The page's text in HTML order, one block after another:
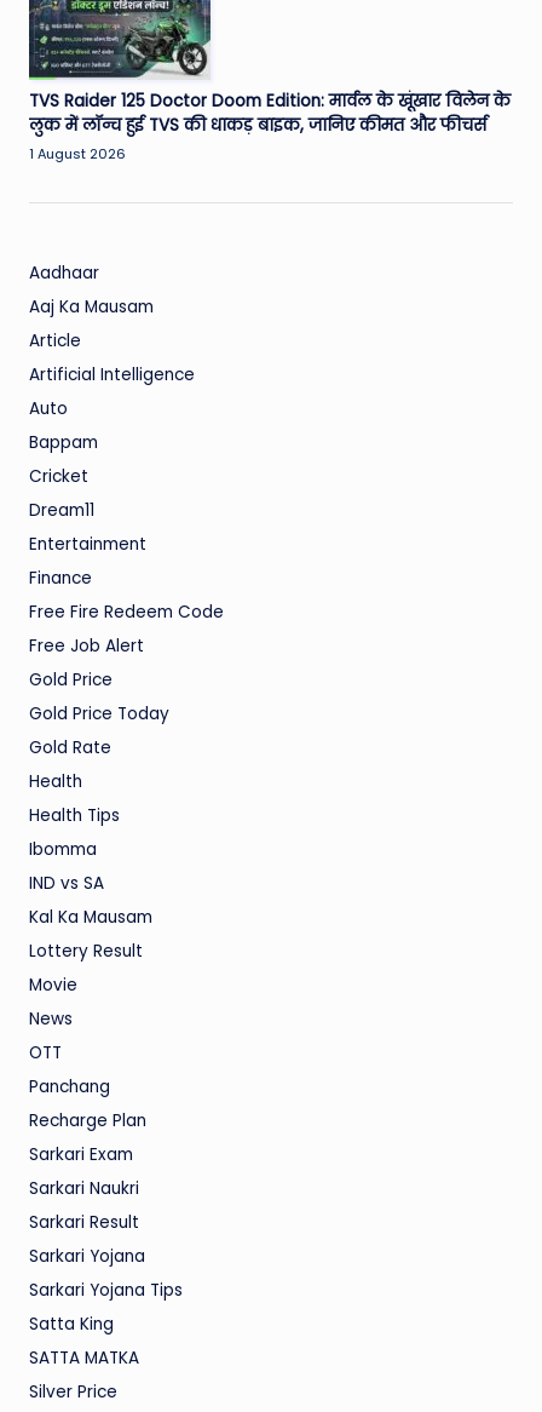
TVS Raider 125 Doctor Doom Edition: मार्वल के खूंखार विलेन के
लुक में लॉन्च हुई TVS की धाकड़ बाइक, जानिए कीमत और फीचर्स
1 August 2026
Aadhaar
Aaj Ka Mausam
Article
Artificial Intelligence
Auto
Bappam
Cricket
Dream11
Entertainment
Finance
Free Fire Redeem Code
Free Job Alert
Gold Price
Gold Price Today
Gold Rate
Health
Health Tips
Ibomma
IND vs SA
Kal Ka Mausam
Lottery Result
Movie
News
OTT
Panchang
Recharge Plan
Sarkari Exam
Sarkari Naukri
Sarkari Result
Sarkari Yojana
Sarkari Yojana Tips
Satta King
SATTA MATKA
Silver Price